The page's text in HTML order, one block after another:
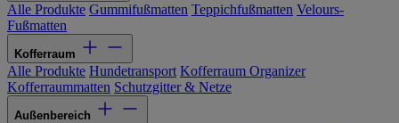
Alle Produkte Gummifußmatten Teppichfußmatten Velours-
Fußmatten
Kofferraum
Alle Produkte Hundetransport Kofferraum Organizer
Kofferraummatten Schutzgitter & Netze
Außenbereich